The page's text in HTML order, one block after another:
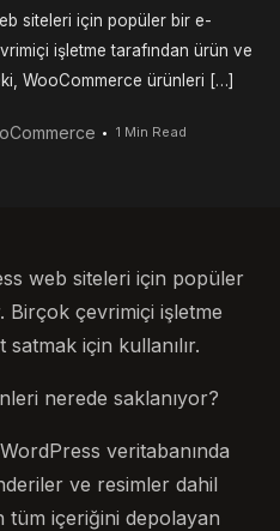
siteleri için popüler bir e-
işletme tarafından ürün ve
WooCommerce ürünleri […]
1 Min Read
web siteleri için popüler
çevrimiçi işletme
için kullanılır.
nerede saklanıyor?
veritabanında
ve resimler dahil
tüm içeriğini depolayan